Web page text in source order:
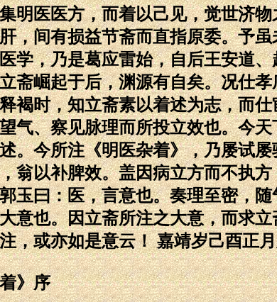
医方，而着以己见，觉世济物
，间有损益节斋而直指原委。予
学，乃是葛应雷始，自后王安道
斋崛起于后，渊源有自矣。况仕
褐时，知立斋素以着述为志，而
气、察见脉理而所投立效也。今
。今所注《明医杂着》，乃屡试
翁以补脾效。盖因病立方而不执
玉曰：医，言意也。奏理至密，
意也。因立斋所注之大意，而求
，或亦如是意云！ 嘉靖岁己酉正
》序